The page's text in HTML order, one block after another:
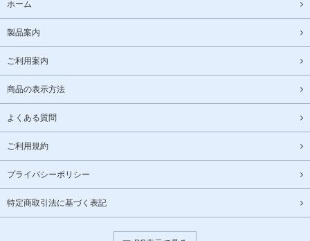
ホーム
製品案内
ご利用案内
商品の表示方法
よくある質問
ご利用規約
プライバシーポリシー
特定商取引法に基づく表記